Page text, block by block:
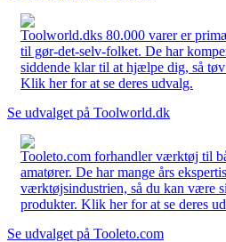
Toolworld.dks 80.000 varer er
til gør-det-selv-folket. De har
siddende klar til at hjælpe dig, så
Klik her for at se deres udvalg.
Se udvalget på Toolworld.dk
Tooleto.com forhandler værktøj til
amatører. De har mange års
værktøjsindustrien, så du kan være
produkter. Klik her for at se deres
Se udvalget på Tooleto.com